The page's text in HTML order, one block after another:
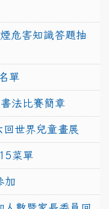
危害知識答題抽
單
法比賽簡章
世界兒童畫展
菜單
加